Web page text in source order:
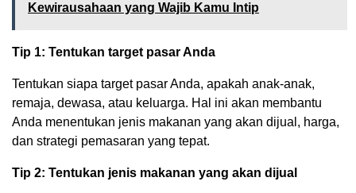
Kewirausahaan yang Wajib Kamu Intip
Tip 1: Tentukan target pasar Anda
Tentukan siapa target pasar Anda, apakah anak-anak,
remaja, dewasa, atau keluarga. Hal ini akan membantu
Anda menentukan jenis makanan yang akan dijual, harga,
dan strategi pemasaran yang tepat.
Tip 2: Tentukan jenis makanan yang akan dijual